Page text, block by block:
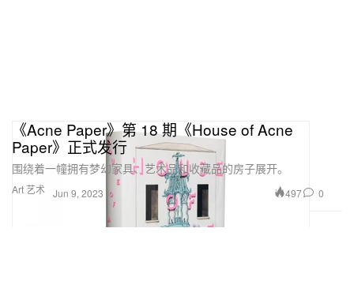
Art 艺术
《Acne Paper》第 18 期《House of Acne
Paper》正式发行
围绕着一幢拥有梦幻家具、艺术品和收藏品的房子展开。
Jun 9, 2023 497 0